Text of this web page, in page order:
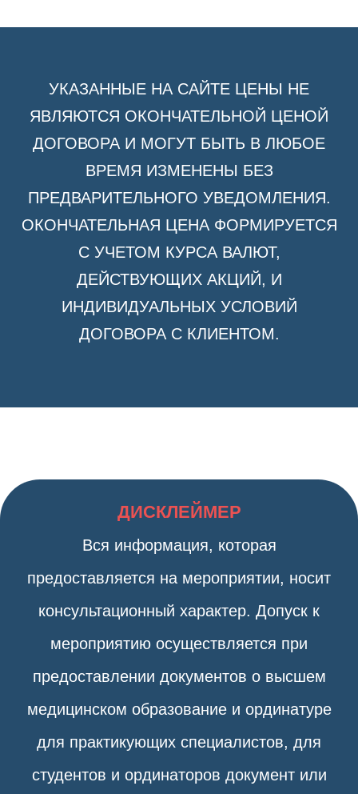
УКАЗАННЫЕ НА САЙТЕ ЦЕНЫ НЕ
ЯВЛЯЮТСЯ ОКОНЧАТЕЛЬНОЙ ЦЕНОЙ
ДОГОВОРА И МОГУТ БЫТЬ В ЛЮБОЕ
ВРЕМЯ ИЗМЕНЕНЫ БЕЗ
ПРЕДВАРИТЕЛЬНОГО УВЕДОМЛЕНИЯ.
ОКОНЧАТЕЛЬНАЯ ЦЕНА ФОРМИРУЕТСЯ
С УЧЕТОМ КУРСА ВАЛЮТ,
ДЕЙСТВУЮЩИХ АКЦИЙ, И
ИНДИВИДУАЛЬНЫХ УСЛОВИЙ
ДОГОВОРА С КЛИЕНТОМ.
ДИСКЛЕЙМЕР
Вся информация, которая
предоставляется на мероприятии, носит
консультационный характер. Допуск к
мероприятию осуществляется при
предоставлении документов о высшем
медицинском образование и ординатуре
для практикующих специалистов, для
студентов и ординаторов документ или